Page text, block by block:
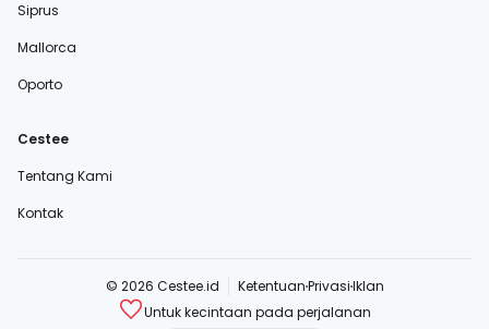
Siprus
Mallorca
Oporto
Cestee
Tentang Kami
Kontak
© 2026 Cestee.id KetentuanPrivasiIklan
Untuk kecintaan pada perjalanan